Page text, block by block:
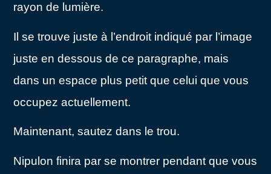
rayon de lumière.
Il se trouve juste à l’endroit indiqué par l’image
juste en dessous de ce paragraphe, mais
dans un espace plus petit que celui que vous
occupez actuellement.
Maintenant, sautez dans le trou.
Nipulon finira par se montrer pendant que vous